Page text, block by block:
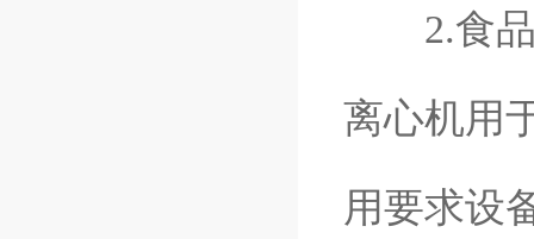
2.食品
离心机用
用要求设